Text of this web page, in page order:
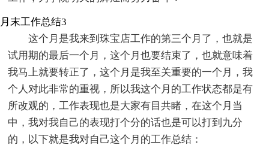
月末工作总结3
这个月是我来到珠宝店工作的第三个月了，也就是
试用期的最后一个月，这个月也要结束了，也就意味着
我马上就要转正了，这个月是我至关重要的一个月，我
个人对此非常的重视，所以我这个月的工作状态都是有
所改观的，工作表现也是大家有目共睹，在这个月当
中，我对我自己的表现打个分的话也是可以打到九分
的，以下就是我对自己这个月的工作总结：